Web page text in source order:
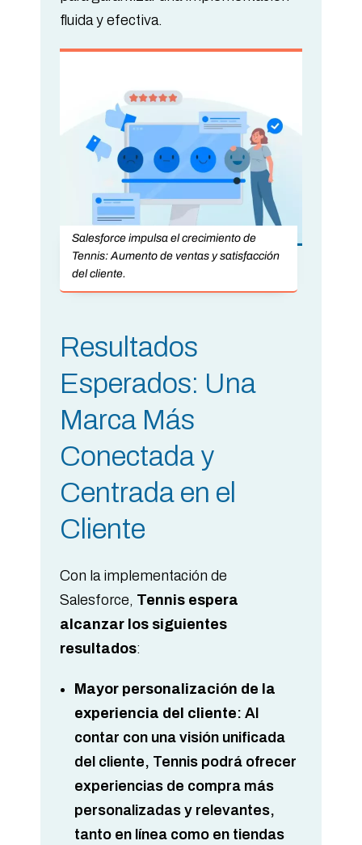
fluida y efectiva.
Salesforce impulsa el crecimiento de
Tennis: Aumento de ventas y satisfacción
del cliente.
Resultados
Esperados: Una
Marca Más
Conectada y
Centrada en el
Cliente
Con la implementación de
Salesforce, Tennis espera
alcanzar los siguientes
resultados:
Mayor personalización de la
experiencia del cliente: Al
contar con una visión unificada
del cliente, Tennis podrá ofrecer
experiencias de compra más
personalizadas y relevantes,
tanto en línea como en tiendas